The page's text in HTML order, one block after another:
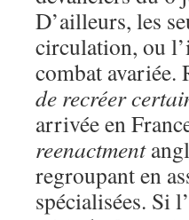
D’ailleurs, les
circulation, ou
combat avariée.
de recréer
arrivée en
reenactment
regroupant en
spécialisées. Si